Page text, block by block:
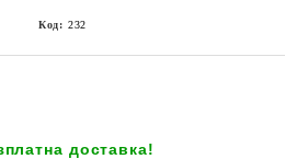
Код: 232
доставка!